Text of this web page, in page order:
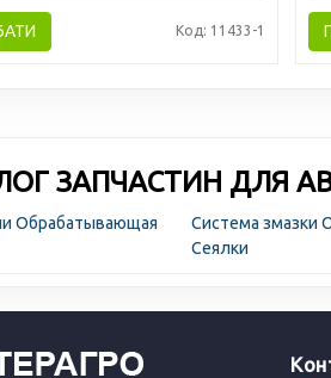
Код: 11433-1
ЗАПЧАСТИН ДЛЯ
Обрабатывающая
Система змазки
Сеялки